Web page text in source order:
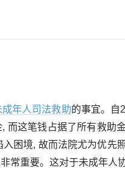
成年人司法救助的事宜。自
而这笔钱占据了所有救助
困境, 故而法院尤为优先
常重要。这对于未成年人